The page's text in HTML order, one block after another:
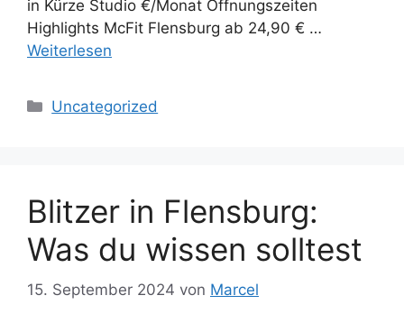
in Kürze Studio €/Monat Öffnungszeiten
Highlights McFit Flensburg ab 24,90 € …
Weiterlesen
Kategorien
Uncategorized
Blitzer in Flensburg:
Was du wissen solltest
15. September 2024 von Marcel